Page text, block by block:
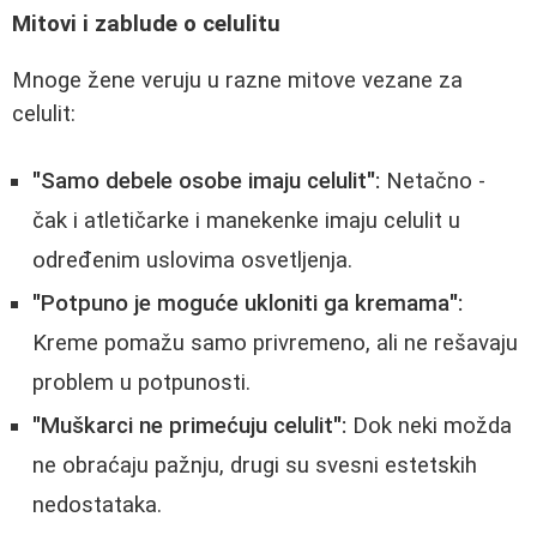
Mitovi i zablude o celulitu
Mnoge žene veruju u razne mitove vezane za
celulit:
"Samo debele osobe imaju celulit": Netačno -
čak i atletičarke i manekenke imaju celulit u
određenim uslovima osvetljenja.
"Potpuno je moguće ukloniti ga kremama":
Kreme pomažu samo privremeno, ali ne rešavaju
problem u potpunosti.
"Muškarci ne primećuju celulit": Dok neki možda
ne obraćaju pažnju, drugi su svesni estetskih
nedostataka.